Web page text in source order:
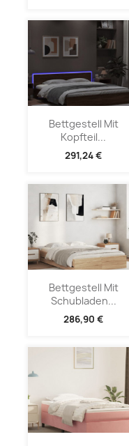
Bettgestell Mit
Kopfteil...
291,24 €
Bettgestell Mit
Schubladen...
286,90 €